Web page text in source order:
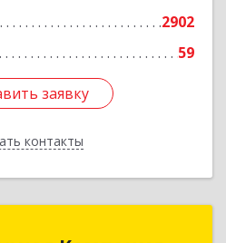
2902
59
заявку
контакты
заявку
Назад
Компания